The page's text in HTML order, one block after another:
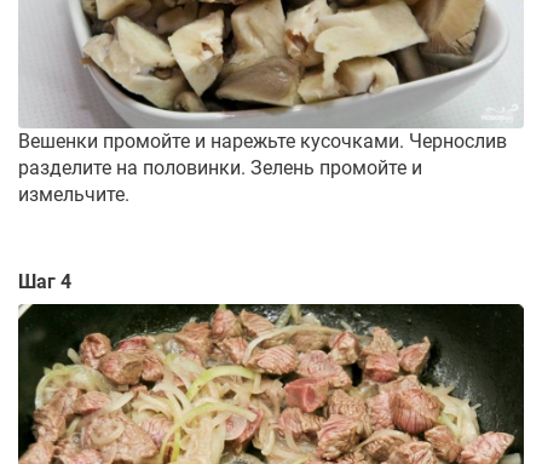
Вешенки промойте и нарежьте кусочками. Чернослив
разделите на половинки. Зелень промойте и
измельчите.
Шаг 4